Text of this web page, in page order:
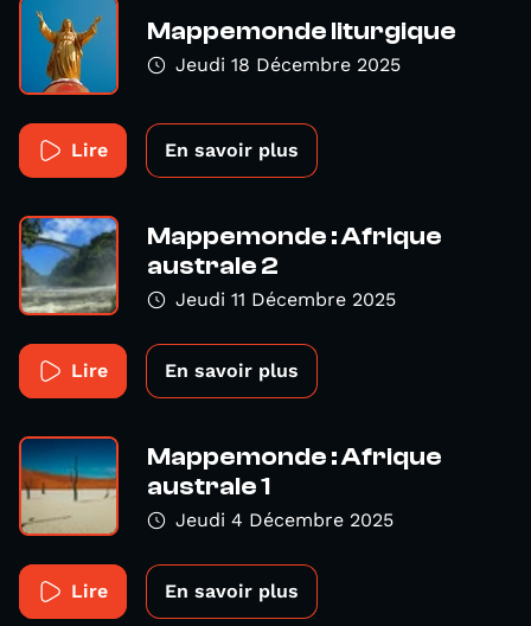
Mappemonde liturgique
Jeudi 18 Décembre 2025
Lire En savoir plus
Mappemonde : Afrique
australe 2
Jeudi 11 Décembre 2025
Lire En savoir plus
Mappemonde : Afrique
australe 1
Jeudi 4 Décembre 2025
Lire En savoir plus